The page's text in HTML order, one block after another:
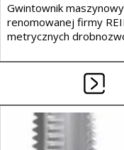
Gwintownik
renomowanej firmy
metrycznych